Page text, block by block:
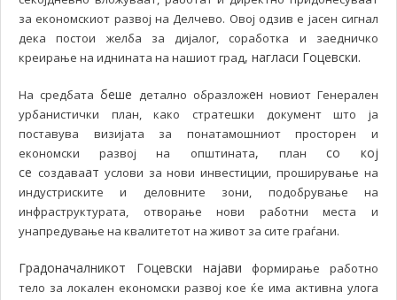
за економскиот развој на Делчево. Овој одзив е јасен сигнал
дека постои желба за дијалог, соработка и заедничко
креирање на иднината на нашиот град, нагласи Гоцевски.
На средбата беше детално образложен новиот Генерален
урбанистички план, како стратешки документ што ја
поставува визијата за понатамошниот просторен и
економски развој на општината, план со кој
се создаваат услови за нови инвестиции, проширување на
индустриските и деловните зони, подобрување на
инфраструктурата, отворање нови работни места и
унапредување на квалитетот на живот за сите граѓани.
Градоначалникот Гоцевски најави формирање работно
тело за локален економски развој кое ќе има активна улога